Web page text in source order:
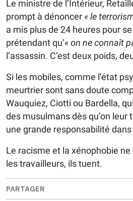
Le ministre de l’Intérieur,
prompt à dénoncer « le
a mis plus de 24 heures pour
prétendant qu’« on ne connaît
l’assassin. C’est deux poids,
Si les mobiles, comme l’état
meurtrier sont sans doute
Wauquiez, Ciotti ou Bardella,
des musulmans dès qu’on leur
une grande responsabilité
Le racisme et la xénophobie
les travailleurs, ils tuent.
PARTAGER